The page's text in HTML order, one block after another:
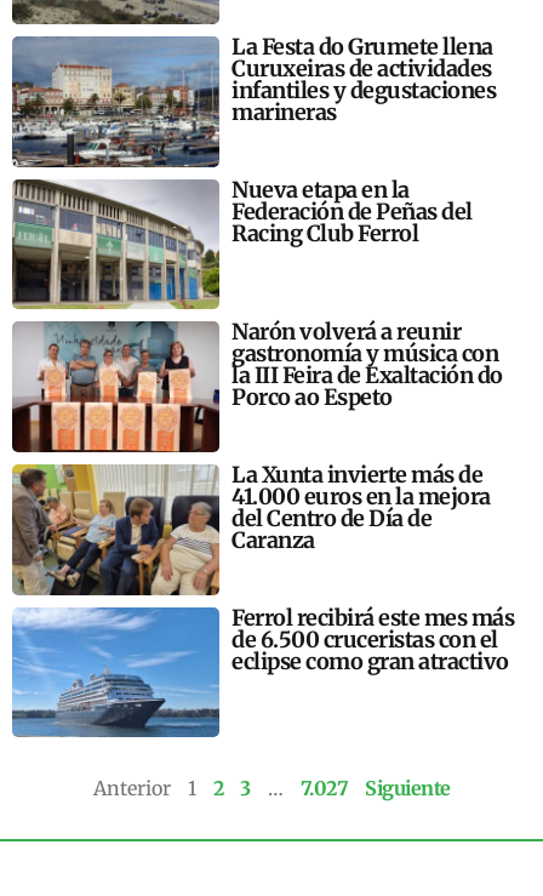
La Festa do Grumete llena
Curuxeiras de actividades
infantiles y degustaciones
marineras
Nueva etapa en la
Federación de Peñas del
Racing Club Ferrol
Narón volverá a reunir
gastronomía y música con
la III Feira de Exaltación do
Porco ao Espeto
La Xunta invierte más de
41.000 euros en la mejora
del Centro de Día de
Caranza
Ferrol recibirá este mes más
de 6.500 cruceristas con el
eclipse como gran atractivo
Anterior 1 2 3 … 7.027 Siguiente